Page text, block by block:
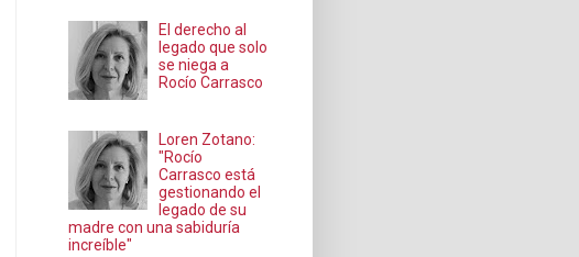
El derecho al
legado que solo
se niega a
Rocío Carrasco
Loren Zotano:
"Rocío
Carrasco está
gestionando el
legado de su
madre con una sabiduría
increíble"